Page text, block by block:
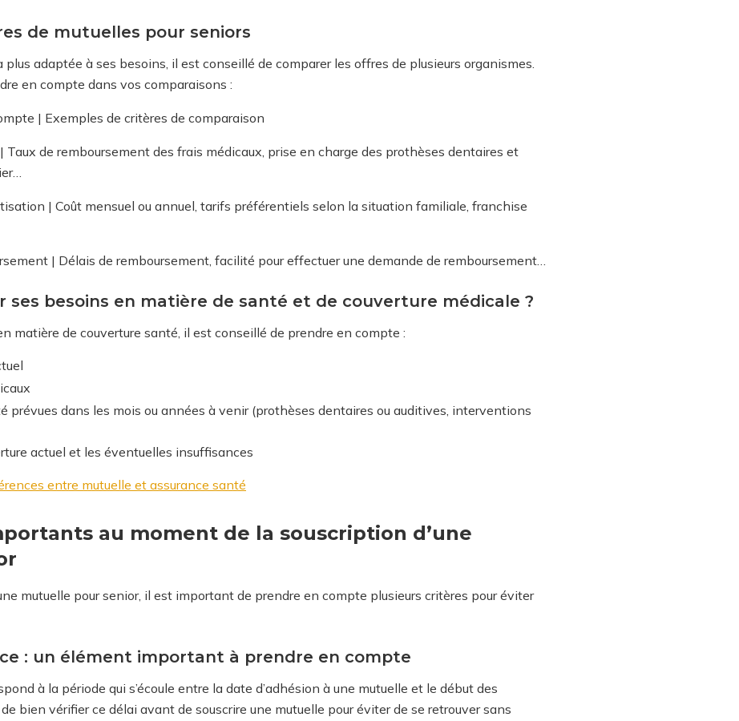
de mutuelles pour seniors
plus adaptée à ses besoins, il est conseillé de comparer les offres de plusieurs organismes.
en compte dans vos comparaisons :
| Exemples de critères de comparaison
Taux de remboursement des frais médicaux, prise en charge des prothèses dentaires et
| Coût mensuel ou annuel, tarifs préférentiels selon la situation familiale, franchise
| Délais de remboursement, facilité pour effectuer une demande de remboursement…
ses besoins en matière de santé et de couverture médicale ?
matière de couverture santé, il est conseillé de prendre en compte :
prévues dans les mois ou années à venir (prothèses dentaires ou auditives, interventions
actuel et les éventuelles insuffisances
entre mutuelle et assurance santé
au moment de la souscription d’une
mutuelle pour senior, il est important de prendre en compte plusieurs critères pour éviter
: un élément important à prendre en compte
à la période qui s’écoule entre la date d’adhésion à une mutuelle et le début des
bien vérifier ce délai avant de souscrire une mutuelle pour éviter de se retrouver sans